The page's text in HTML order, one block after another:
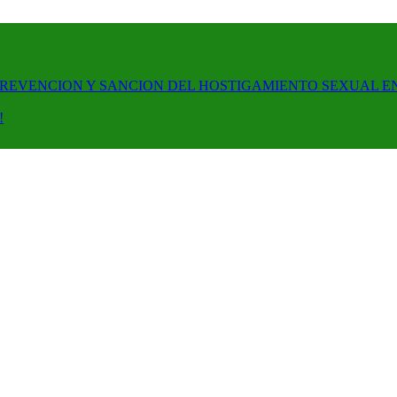
Y SANCION DEL HOSTIGAMIENTO SEXUAL